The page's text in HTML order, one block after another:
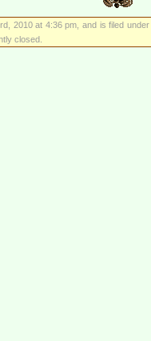
2010 at 4:36 pm, and is filed
closed.